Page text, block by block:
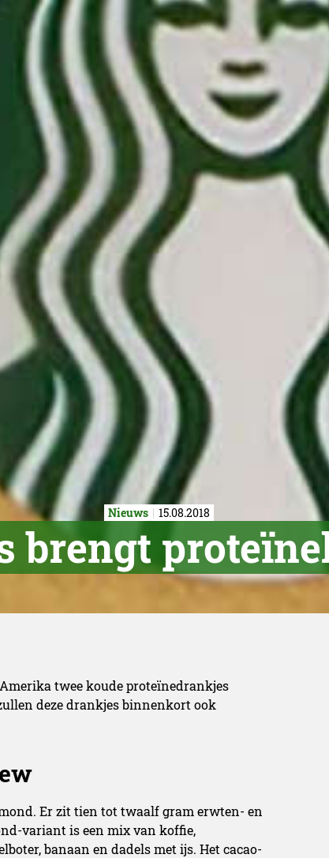
Nieuws 15.08.2018
brengt
twee koude proteïnedrankjes
deze drankjes binnenkort ook
Er zit tien tot twaalf gram erwten- en
variant is een mix van koffie,
banaan en dadels met ijs. Het cacao-